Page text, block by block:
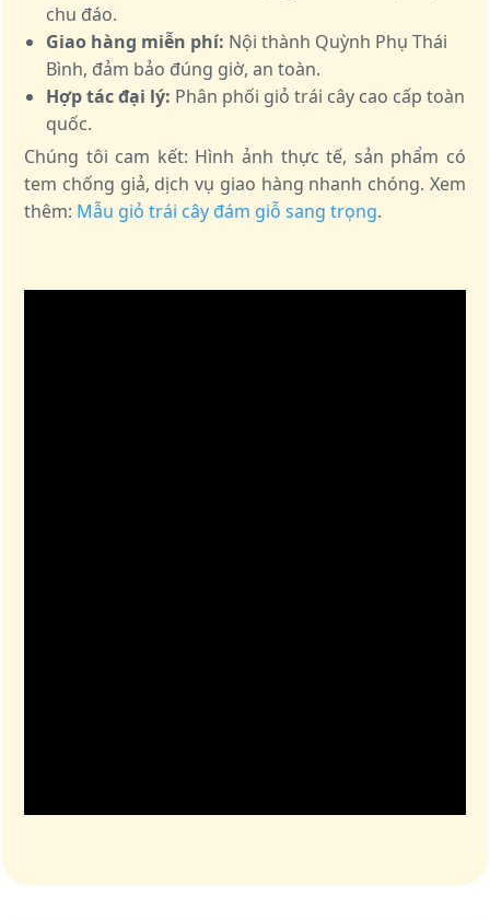
chu đáo.
Giao hàng miễn phí: Nội thành Quỳnh Phụ Thái
Bình, đảm bảo đúng giờ, an toàn.
Hợp tác đại lý: Phân phối giỏ trái cây cao cấp toàn
quốc.
Chúng tôi cam kết: Hình ảnh thực tế, sản phẩm có
tem chống giả, dịch vụ giao hàng nhanh chóng. Xem
thêm: Mẫu giỏ trái cây đám giỗ sang trọng.